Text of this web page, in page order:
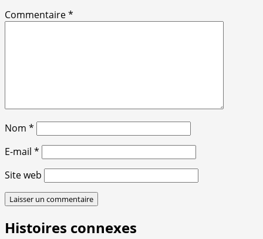
Commentaire*
Nom *
E-mail *
Site web
Histoires connexes